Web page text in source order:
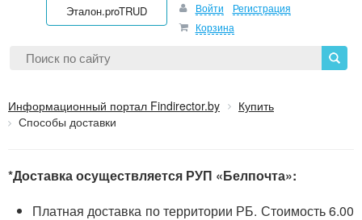
Эталон.proTRUD Войти
Регистрация
Корзина
Информационный портал Findirector.by
Купить
Способы доставки
*Доставка осуществляется РУП «Белпочта»:
Платная доставка по территории РБ. Стоимость 6.00